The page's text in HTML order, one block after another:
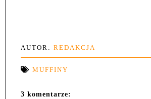
AUTOR: REDAKCJA
MUFFINY
3 komentarze: